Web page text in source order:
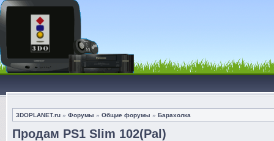
3DOPLANET.ru » Форумы » Общие форумы » Барахолка
Продам PS1 Slim 102(Pal)